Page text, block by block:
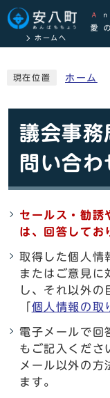
ホームへ
現在位置 ホーム
議会事務
問い合
セールス・勧誘
は、回答してお
取得した個人情
またはご意見に
し、それ以外の
個人情報の取
電子メールで回
もご記入くださ
メール以外の方
ます。